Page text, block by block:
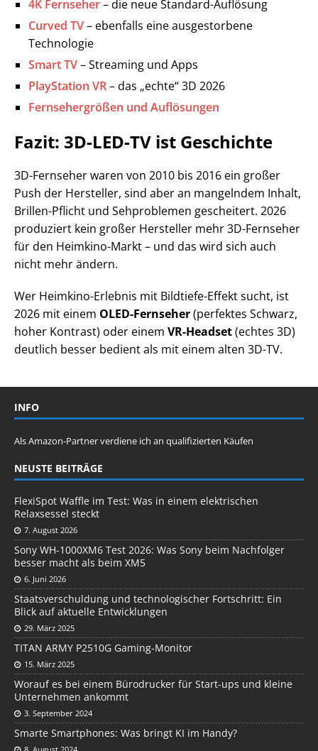
4K Fernseher– die neue Standard-Auflösung
Curved TV– ebenfalls eine ausgestorbene
Technologie
Smart TV– Streaming und Apps
PlayStation VR– das „echte“ 3D 2026
Fernsehergrößen und Auflösungen
Fazit: 3D-LED-TV ist Geschichte
3D-Fernseher waren von 2010 bis 2016 ein großer
Push der Hersteller, sind aber an mangelndem Inhalt,
Brillen-Pflicht und Sehproblemen gescheitert. 2026
produziert kein großer Hersteller mehr 3D-Fernseher
für den Heimkino-Markt – und das wird sich auch
nicht mehr ändern.
Wer Heimkino-Erlebnis mit Bildtiefe-Effekt sucht, ist
2026 mit einem OLED-Fernseher(perfektes Schwarz,
hoher Kontrast) oder einem VR-Headset(echtes 3D)
deutlich besser bedient als mit einem alten 3D-TV.
INFO
Als Amazon-Partner verdiene ich an qualifizierten Käufen
NEUSTE BEITRÄGE
FlexiSpot Waffle im Test: Was in einem elektrischen
Relaxsessel steckt
7. August 2026
Sony WH-1000XM6 Test 2026: Was Sony beim Nachfolger
besser macht als beim XM5
6. Juni 2026
Staatsverschuldung und technologischer Fortschritt: Ein
Blick auf aktuelle Entwicklungen
29. März 2025
TITAN ARMY P2510G Gaming-Monitor
15. März 2025
Worauf es bei einem Bürodrucker für Start-ups und kleine
Unternehmen ankommt
3. September 2024
Smarte Smartphones: Was bringt KI im Handy?